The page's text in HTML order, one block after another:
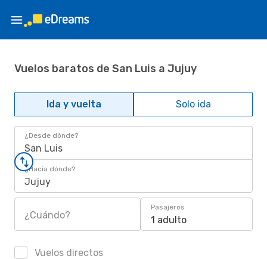
Vuelos baratos de San Luis a Jujuy
Ida y vuelta Solo ida
¿Desde dónde?
San Luis
¿Hacia dónde?
Jujuy
¿Cuándo?
Pasajeros
1 adulto
Vuelos directos